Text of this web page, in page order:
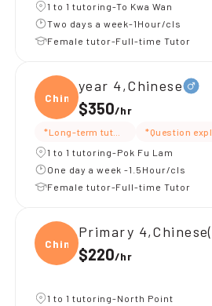
1 to 1 tutoring-To Kwa Wan
Two days a week-1Hour/cls
Female tutor-Full-time Tutor
Chine
year 4,Chinese
$350/hr
*Long-term tutoring *Question
1 to 1 tutoring-Pok Fu Lam
One day a week -1.5Hour/cls
Female tutor-Full-time Tutor
Chine
Primary
$220/hr
1 to 1 tutoring-North Point